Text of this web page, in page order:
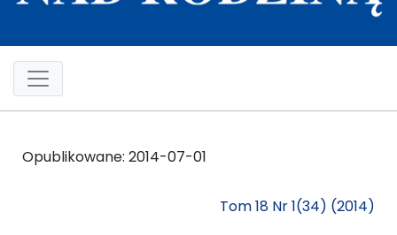
Opublikowane: 2014-07-01
Tom 18 Nr 1(34) (2014)